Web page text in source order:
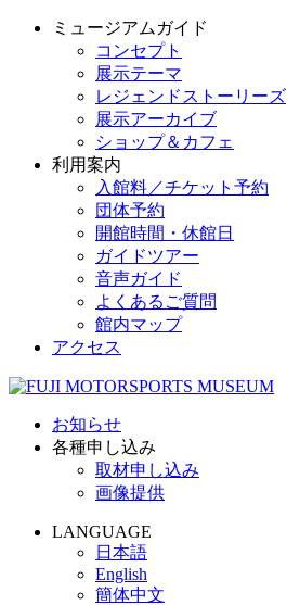
ミュージアムガイド
コンセプト
展示テーマ
レジェンドストーリーズ
展示アーカイブ
ショップ＆カフェ
利用案内
入館料／チケット予約
団体予約
開館時間・休館日
ガイドツアー
音声ガイド
よくあるご質問
館内マップ
アクセス
お知らせ
各種申し込み
取材申し込み
画像提供
LANGUAGE
日本語
English
簡体中文